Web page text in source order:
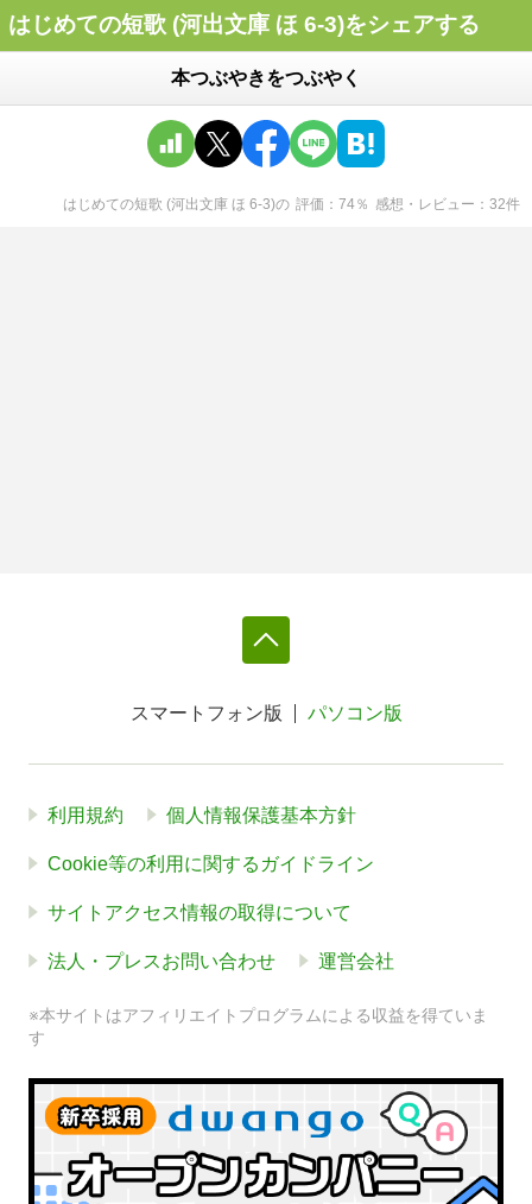
はじめての短歌 (河出文庫 ほ 6-3)をシェアする
本つぶやきをつぶやく
はじめての短歌 (河出文庫 ほ 6-3)の 評価 74％ 感想・レビュー 32件
スマートフォン版 パソコン版
利用規約 個人情報保護基本方針
Cookie等の利用に関するガイドライン
サイトアクセス情報の取得について
法人・プレスお問い合わせ 運営会社
※本サイトはアフィリエイトプログラムによる収益を得ていま
す